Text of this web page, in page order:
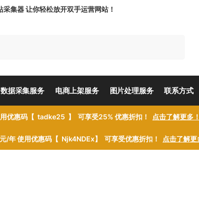
采集器 让你轻松放开双手运营网站！
数据采集服务 电商上架服务 图片处理服务 联系方式
优惠码【 tadke25 】 可享受25% 优惠折扣！ 点击了解更多！
/年 使用优惠码【 Njk4NDEx】 可享受优惠折扣！ 点击了解更